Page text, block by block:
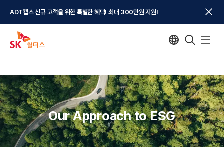
ADT캡스 신규 고객을 위한 특별한 혜택! 최대 300만원 지원!
Our Approach to ESG